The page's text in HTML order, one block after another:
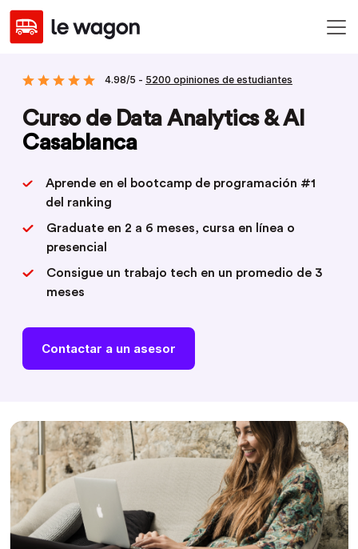
4.98/5 - 5200 opiniones de estudiantes
Curso de Data Analytics & AI
Casablanca
Aprende en el bootcamp de programación #1
del ranking
Graduate en 2 a 6 meses, cursa en línea o
presencial
Consigue un trabajo tech en un promedio de 3
meses
Contactar a un asesor